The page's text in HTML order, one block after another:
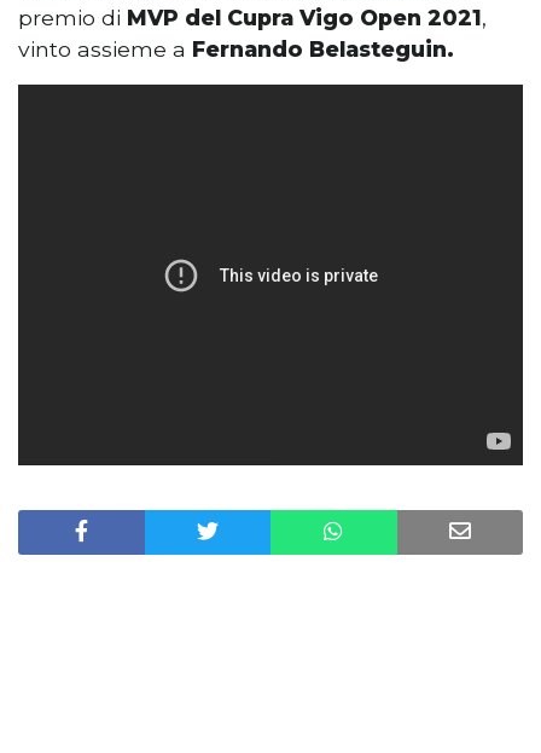
premio di MVP del Cupra Vigo Open 2021,
vinto assieme a Fernando Belasteguin.